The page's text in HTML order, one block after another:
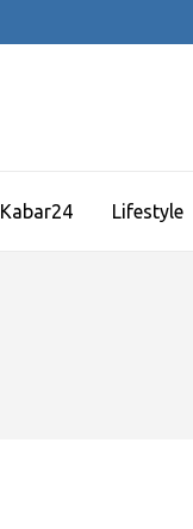
Kabar24 Lifestyle